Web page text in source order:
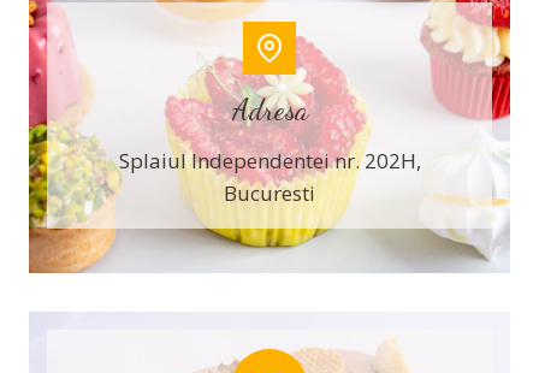
Adresa
Splaiul Independentei nr. 202H,
Bucuresti